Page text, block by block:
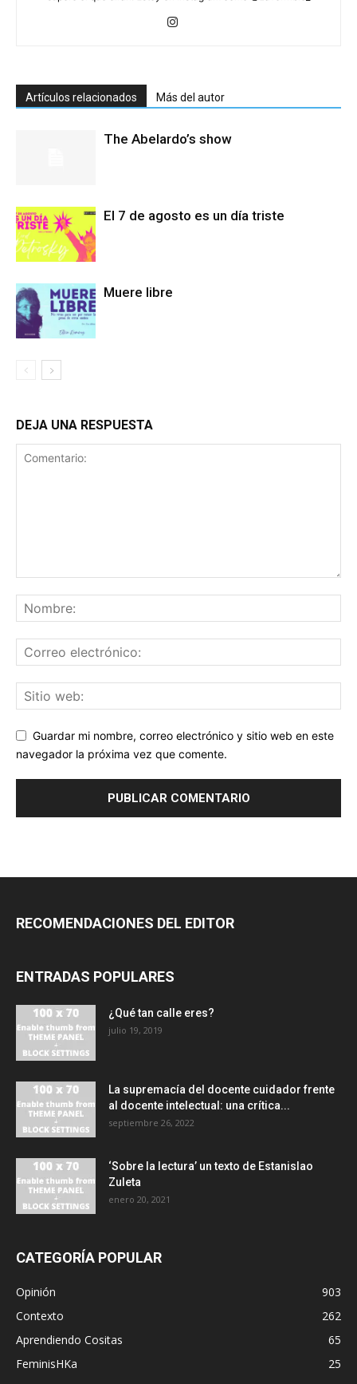
Artículos relacionados Más del autor
The Abelardo’s show
El 7 de agosto es un día triste
Muere libre
DEJA UNA RESPUESTA
Guardar mi nombre, correo electrónico y sitio web en este
navegador la próxima vez que comente.
RECOMENDACIONES DEL EDITOR
ENTRADAS POPULARES
¿Qué tan calle eres?
julio 19, 2019
La supremacía del docente cuidador frente
al docente intelectual: una crítica...
septiembre 26, 2022
‘Sobre la lectura’ un texto de Estanislao
Zuleta
enero 20, 2021
CATEGORÍA POPULAR
Opinión
903
Contexto
262
Aprendiendo Cositas
65
FeminisHKa
25